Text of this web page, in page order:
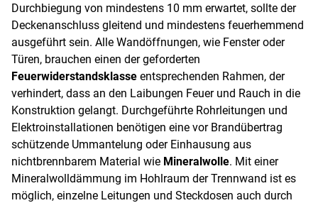
Durchbiegung von mindestens 10 mm erwartet, sollte der
Deckenanschluss gleitend und mindestens feuerhemmend
ausgeführt sein. Alle Wandöffnungen, wie Fenster oder
Türen, brauchen einen der geforderten
Feuerwiderstandsklasse entsprechenden Rahmen, der
verhindert, dass an den Laibungen Feuer und Rauch in die
Konstruktion gelangt. Durchgeführte Rohrleitungen und
Elektroinstallationen benötigen eine vor Brandübertrag
schützende Ummantelung oder Einhausung aus
nichtbrennbarem Material wie Mineralwolle. Mit einer
Mineralwolldämmung im Hohlraum der Trennwand ist es
möglich, einzelne Leitungen und Steckdosen auch durch